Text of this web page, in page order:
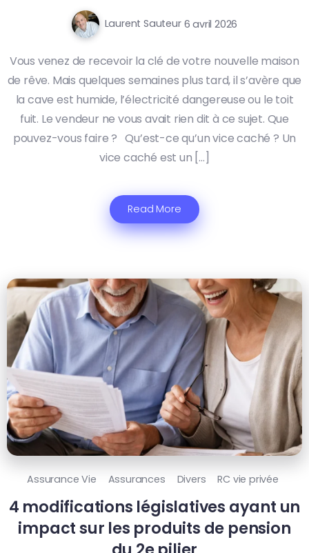
Laurent Sauteur 6 avril 2026
Vous venez de recevoir la clé de votre nouvelle maison
de rêve. Mais quelques semaines plus tard, il s’avère que
la cave est humide, l’électricité dangereuse ou le toit
fuit. Le vendeur ne vous avait rien dit à ce sujet. Que
pouvez-vous faire ? Qu’est-ce qu’un vice caché ? Un
vice caché est un […]
Read More
Assurance Vie Assurances Divers RC vie privée
4 modifications législatives ayant un
impact sur les produits de pension